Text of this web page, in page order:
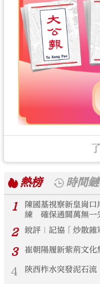
熱榜
時間鏈
1
陳國基視察新皇崗
練 確保通關萬無一
2 銳評｜記協「炒散雜
3 崔朝陽履新紫荊文化
4 陝西柞水突發泥石